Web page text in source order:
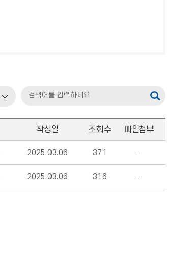
작성일 조회수 파일첨부
2025.03.06 371
2025.03.06 316